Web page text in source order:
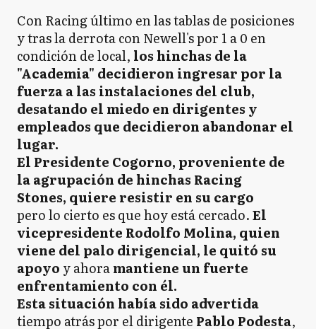
Con Racing último en las tablas de posiciones
y tras la derrota con Newell's por 1 a 0 en
condición de local, los hinchas de la
"Academia" decidieron ingresar por la
fuerza a las instalaciones del club,
desatando el miedo en dirigentes y
empleados que decidieron abandonar el
lugar.
El Presidente Cogorno, proveniente de
la agrupación de hinchas Racing
Stones, quiere resistir en su cargo
pero lo cierto es que hoy está cercado.El
vicepresidente Rodolfo Molina, quien
viene del palo dirigencial, le quitó su
apoyo y ahoramantiene un fuerte
enfrentamiento con él.
Esta situación había sido advertida
tiempo atrás por el dirigente Pablo Podesta,